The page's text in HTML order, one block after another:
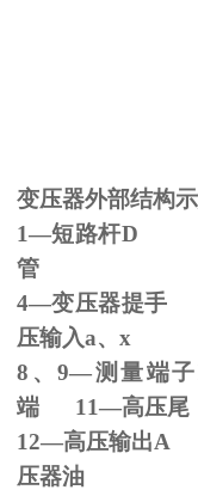
变压器外部结构
1—短路杆D
管
4—变压器
压输入a、 x
8、9—测量端子
端 11—高压尾
12—高压输出A
压器油